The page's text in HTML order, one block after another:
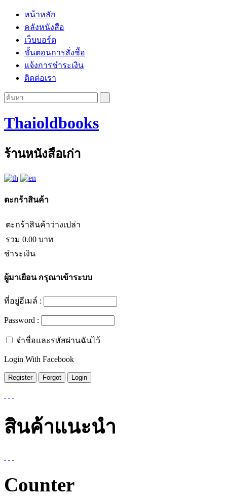
หน้าหลัก
คลังหนังสือ
เว็บบอร์ด
ขั้นตอนการสั่งซื้อ
แจ้งการชำระเงิน
ติดต่อเรา
Thaioldbooks
ร้านหนังสือเก่า
ตะกร้าสินค้า
ตะกร้าสินค้าว่างเปล่า
รวม 0.00 บาท
ชำระเงิน
ผู้มาเยือนกรุณาเข้าระบบ
ที่อยู่อีเมล์ :
Password :
จำชื่อและรหัสผ่านฉันไว้
Login With Facebook
สินค้าแนะนำ
Counter